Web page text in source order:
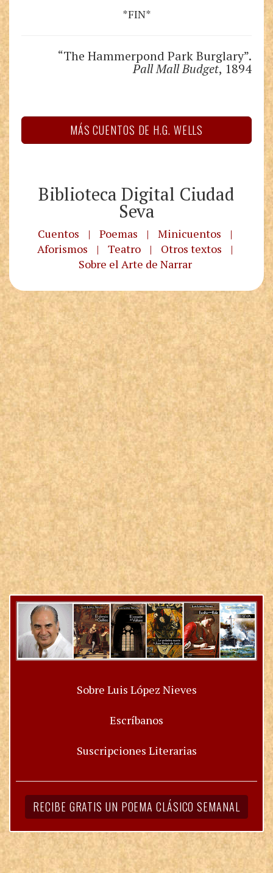
*FIN*
“The Hammerpond Park Burglary”.
Pall Mall Budget, 1894
MÁS CUENTOS DE H.G. WELLS
Biblioteca Digital Ciudad
Seva
Cuentos | Poemas | Minicuentos
|
Aforismos
| Teatro | Otros textos
|
Sobre el Arte de Narrar
Sobre Luis López Nieves
Escríbanos
Suscripciones Literarias
RECIBE GRATIS UN POEMA CLÁSICO SEMANAL